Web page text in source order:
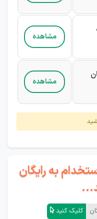
مشاهده
مشاهده
به رایگان
کلیک کنید